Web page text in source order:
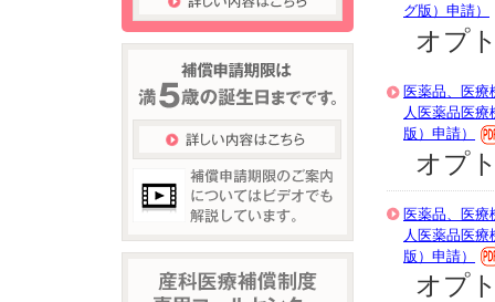
グ版）申請）
オプ
医薬品、医療
人医薬品医
版）申請）
オプ
医薬品、医療
人医薬品医
版）申請）
オプ